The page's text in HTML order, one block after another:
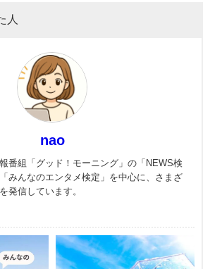
人
nao
番組「グッド！モーニング」の「NEWS検
みんなのエンタメ検定」を中心に、さまざ
発信しています。